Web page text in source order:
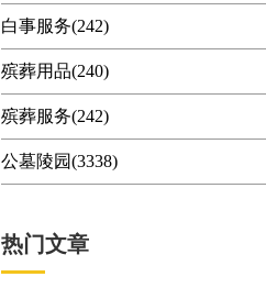
白事服务(242)
殡葬用品(240)
殡葬服务(242)
公墓陵园(3338)
热门文章